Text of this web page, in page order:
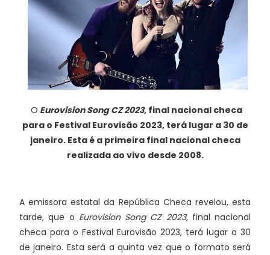
O Eurovision Song CZ 2023, final nacional checa
para o Festival Eurovisão 2023, terá lugar a 30 de
janeiro. Esta é a primeira final nacional checa
realizada ao vivo desde 2008.
A emissora estatal da República Checa revelou, esta
tarde, que o Eurovision Song CZ 2023, final nacional
checa para o Festival Eurovisão 2023, terá lugar a 30
de janeiro. Esta será a quinta vez que o formato será